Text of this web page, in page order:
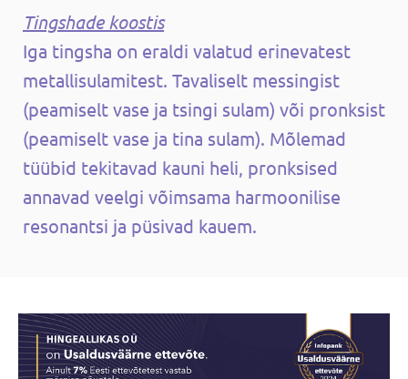
Tingshade koostis
Iga tingsha on eraldi valatud erinevatest
metallisulamitest. Tavaliselt messingist
(peamiselt vase ja tsingi sulam) või pronksist
(peamiselt vase ja tina sulam). Mõlemad
tüübid tekitavad kauni heli, pronksised
annavad veelgi võimsama harmoonilise
resonantsi ja püsivad kauem.